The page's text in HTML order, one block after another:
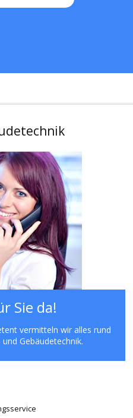
Sie da!
vermitteln wir alles rund
Gebäudetechnik.